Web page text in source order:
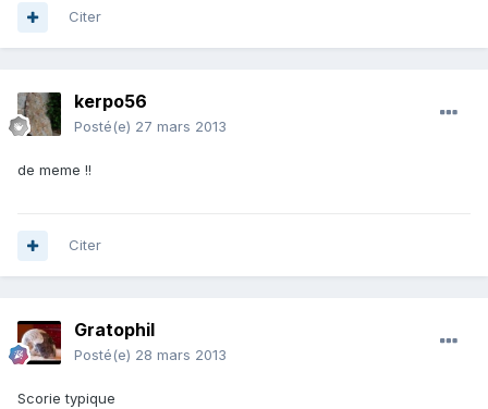
Citer
kerpo56
Posté(e) 27 mars 2013
de meme !!
Citer
Gratophil
Posté(e) 28 mars 2013
Scorie typique